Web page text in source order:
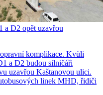
a D2 opět uzavřou
komplikace. Kvůli
a D2 budou silničáři
uzavřou Kaštanovou ulici.
linek MHD, řidiči